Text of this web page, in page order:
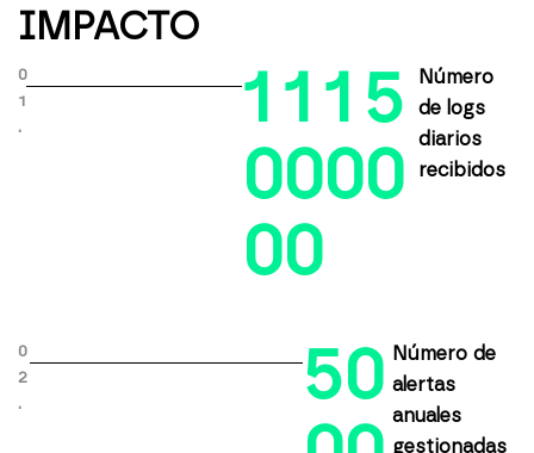
IMPACTO
0
1
.
1 1 1 5
0000
00
Número
de logs
diarios
recibidos
0
2
.
50
Número de
alertas
anuales
gestionadas